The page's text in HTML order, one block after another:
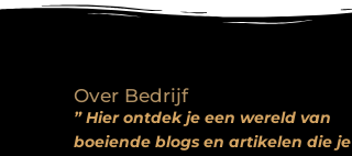
Over Bedrijf
” Hier ontdek je een wereld van
boeiende blogs en artikelen die je